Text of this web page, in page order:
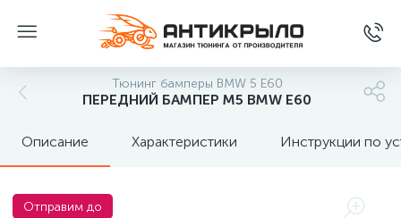
Тюнинг бамперы BMW 5 E60
ПЕРЕДНИЙ БАМПЕР M5 BMW E60
Описание Характеристики Инструкции по
Отправим до